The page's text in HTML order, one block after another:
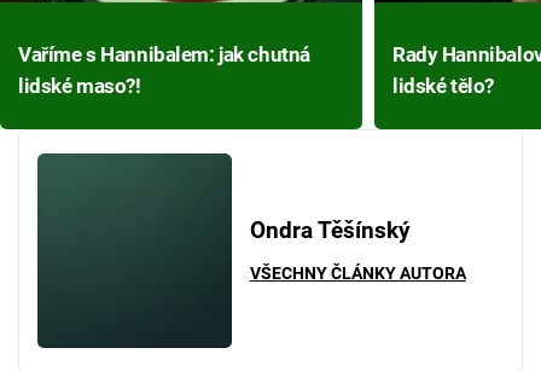
Vaříme s Hannibalem: jak chutná
lidské maso?!
Rady
lidské tělo?
Ondra Těšínský
VŠECHNY ČLÁNKY AUTORA